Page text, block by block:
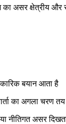
का असर क्षेत्रीय
बयान आता है
का अगला चरण तय
नीतिगत असर